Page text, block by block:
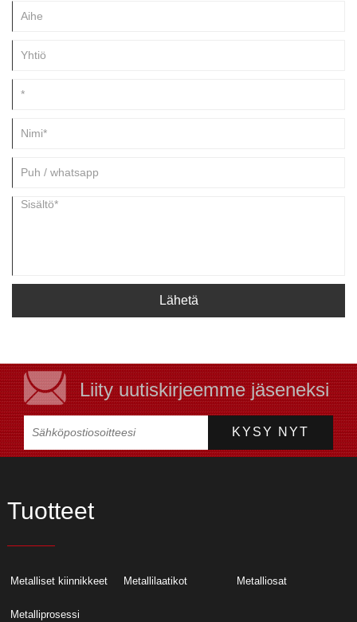
Lähetä
Liity uutiskirjeemme jäseneksi
Tuotteet
Metalliset kiinnikkeet Metallilaatikot Metalliosat
Metalliprosessi